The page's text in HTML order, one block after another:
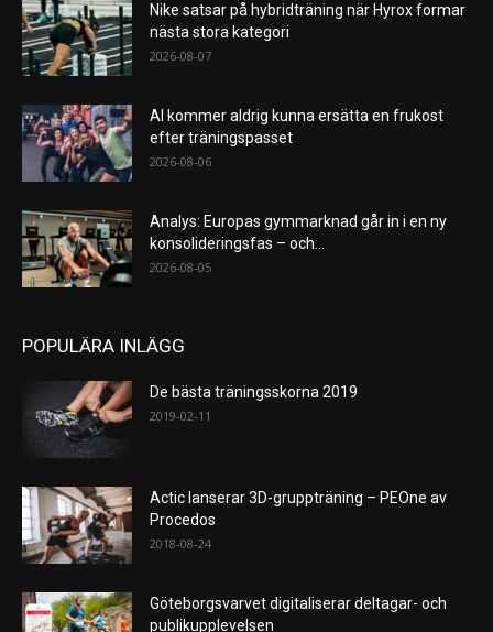
Nike satsar på hybridträning när Hyrox formar
nästa stora kategori
2026-08-07
AI kommer aldrig kunna ersätta en frukost
efter träningspasset
2026-08-06
Analys: Europas gymmarknad går in i en ny
konsolideringsfas – och...
2026-08-05
POPULÄRA INLÄGG
De bästa träningsskorna 2019
2019-02-11
Actic lanserar 3D-gruppträning – PEOne av
Procedos
2018-08-24
Göteborgsvarvet digitaliserar deltagar- och
publikupplevelsen